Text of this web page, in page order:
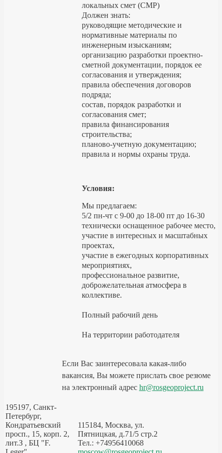
локальных смет (СМР)
Должен знать:
руководящие методические и
нормативные материалы по
инженерным изысканиям;
организацию разработки проектно-
сметной документации, порядок ее
согласования и утверждения;
правила обеспечения договоров
подряда;
состав, порядок разработки и
согласования смет;
правила финансирования
строительства;
планово-учетную документацию;
правила и нормы охраны труда.
Условия:
Мы предлагаем:
5/2 пн-чт с 9-00 до 18-00 пт до 16-30
технически оснащенное рабочее место,
участие в интересных и масштабных
проектах,
участие в ежегодных корпоративных
мероприятиях,
профессиональное развитие,
доброжелательная атмосфера в
коллективе.
Полный рабочий день
На территории работодателя
Если Вас заинтересовала какая-либо
вакансия, Вы можете прислать свое резюме
на электронный адрес hr@rosgeoproject.ru
195197, Санкт-
Петербург,
Кондратьевский
просп., 15, корп. 2,
лит.З , БЦ "F.
115184, Москва, ул.
Пятницкая, д.71/5 стр.2
Тел.: +74956410068